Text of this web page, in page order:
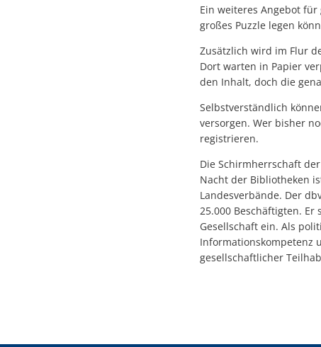
Ein weiteres Angebot
großes Puzzle legen
Zusätzlich wird im Flur
Dort warten in Papier
den Inhalt, doch die
Selbstverständlich
versorgen. Wer bisher
registrieren.
Die Schirmherrschaft
Nacht der Bibliotheken
Landesverbände. Der
25.000 Beschäftigten.
Gesellschaft ein. Als
Informationskompetenz
gesellschaftlicher